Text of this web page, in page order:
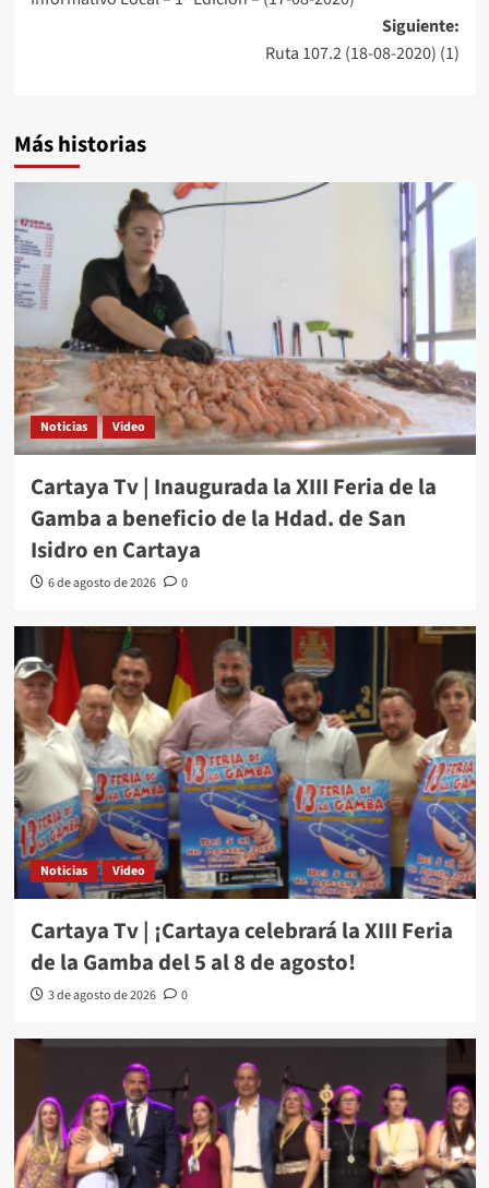
Siguiente:
Ruta 107.2 (18-08-2020) (1)
Más historias
Noticias Video
Cartaya Tv | Inaugurada la XIII Feria de la
Gamba a beneficio de la Hdad. de San
Isidro en Cartaya
6 de agosto de 2026 0
Noticias Video
Cartaya Tv | ¡Cartaya celebrará la XIII Feria
de la Gamba del 5 al 8 de agosto!
3 de agosto de 2026 0